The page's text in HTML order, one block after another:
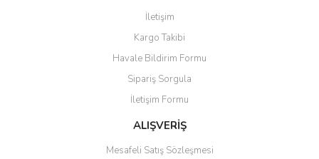
İletişim
Kargo Takibi
Havale Bildirim Formu
Sipariş Sorgula
İletişim Formu
ALIŞVERİŞ
Mesafeli Satış Sözleşmesi